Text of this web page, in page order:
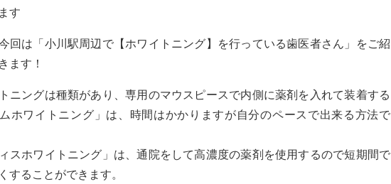
す
回は「小川駅周辺で【ホワイトニング】を行っている歯医者さん」をご紹
ます！
ニングは種類があり、専用のマウスピースで内側に薬剤を入れて装着する
ムホワイトニング」は、時間はかかりますが自分のペースで出来る方法で
ィスホワイトニング」は、通院をして高濃度の薬剤を使用するので短期間で
することができます。